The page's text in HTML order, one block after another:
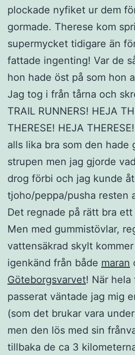
plockade nyfiket ur dem
gormade. Therese kom
supermycket tidigare än
fattade ingenting! Var de
hon hade öst på som hon
Jag tog i från tårna och
TRAIL RUNNERS! HEJA
THERESE! HEJA
alls lika bra som den hade
strupen men jag gjorde
drog förbi och jag kunde
tjoho/peppa/pusha resten
Det regnade på rätt bra
Men med gummistövlar,
vattensäkrad skylt
igenkänd från både maran
Göteborgsvarvet! När
passerat väntade jag mig
(som det brukar vara
men den lös med sin
tillbaka de ca 3